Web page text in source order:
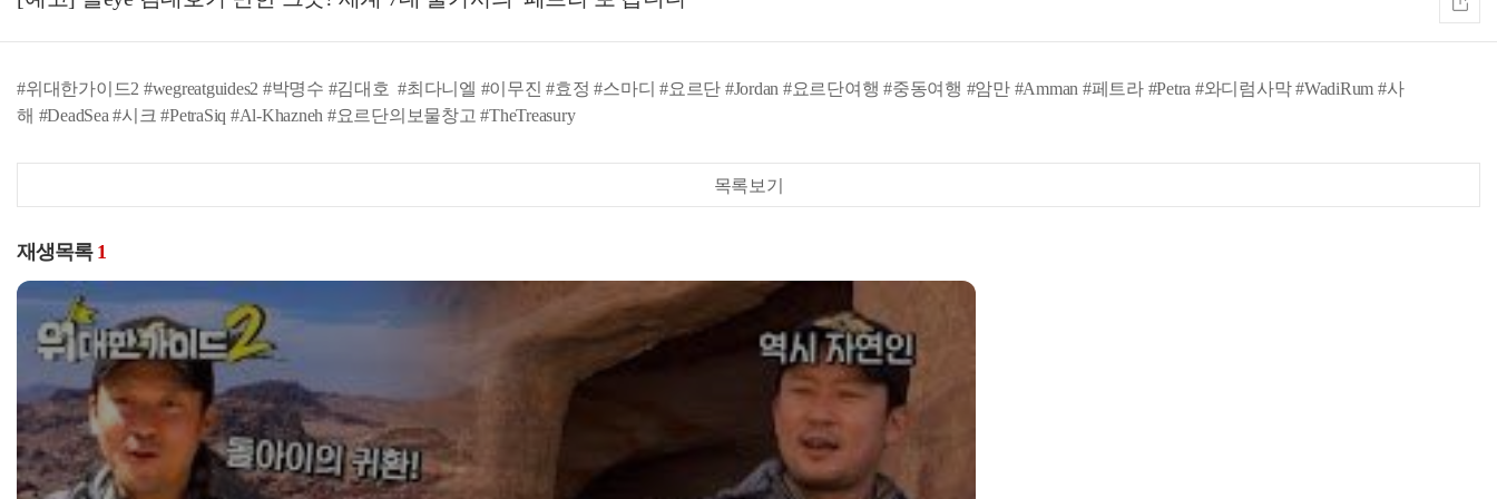
#위대한가이드2 #wegreatguides2 #박명수 #김대호 #최다니엘 #이무진 #효정 #스마디 #요르단 #Jordan #요르단여행 #중동여행 #암만 #Amman #페트라 #Petra #와디럼사막 #WadiRum #사
해 #DeadSea #시크 #PetraSiq #Al-Khazneh #요르단의보물창고 #TheTreasury
목록보기
재생목록 1